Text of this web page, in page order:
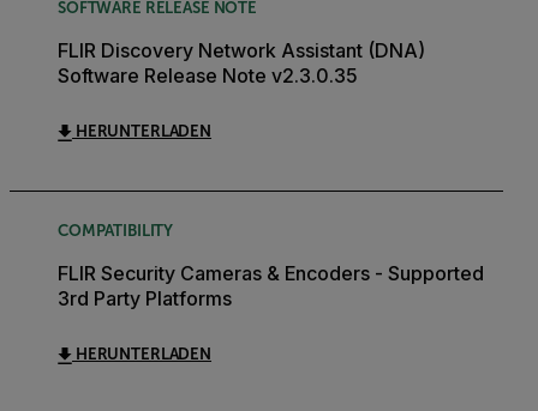
SOFTWARE RELEASE NOTE
FLIR Discovery Network Assistant (DNA)
Software Release Note v2.3.0.35
HERUNTERLADEN
COMPATIBILITY
FLIR Security Cameras & Encoders - Supported
3rd Party Platforms
HERUNTERLADEN